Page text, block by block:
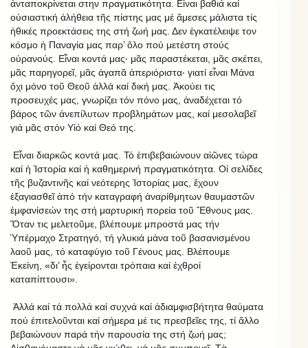
ἀνταποκρίνεται στην πραγματικότητα. Εἶναι βαθιά καί
οὐσιαστική ἀλήθεια τῆς πίστης μας μέ ἄμεσες μάλιστα τίς
ἠθικές προεκτάσεις της στή ζωή μας. Δεν ἐγκατέλειψε τον
κόσμο ἡ Παναγία μας παρ’ ὅλο πού μετέστη στούς
οὐρανούς. Εἶναι κοντά μας‧ μᾶς παραστέκεται, μᾶς σκέπει,
μᾶς παρηγορεῖ, μᾶς ἀγαπᾶ ἀπεριόριστα‧ γιατί εἶναι Μάνα
ὄχι μόνο τοῦ Θεοῦ ἀλλά καί δική μας. Ἀκούει τις
προσευχές μας, γνωρίζει τόν πόνο μας, ἀναδέχεται τό
βάρος τῶν άνεπίλυτων προβλημάτων μας, καί μεσολαβεῖ
γιά μᾶς στόν Υἱό καί Θεό της.
Εἶναι διαρκῶς κοντά μας. Τό ἐπιβεβαιώνουν αἰῶνες τώρα
καί ἡ Ἱστορία καί ἡ καθημερινή πραγματικότητα. Οἱ σελίδες
τῆς βυζαντινῆς καί νεότερης Ἱστορίας μας, ἔχουν
ἐξαγιασθεῖ ἀπό τήν καταγραφή ἀναρίθμητων θαυμαστῶν
ἐμφανίσεών της στή μαρτυρική πορεία τοῦ Ἔθνους μας.
Ὅταν τις μελετοῦμε, βλέπουμε μπροστά μας τήν
Ὑπέρμαχο Στρατηγό, τή γλυκιά μάνα τοῦ βασανισμένου
λαοῦ μας, τό καταφύγιο τοῦ Γένους μας. Βλέπουμε
Ἐκείνη, «δι’ ἧς ἐγείρονται τρόπαια καί ἐχθροί
καταπίπτουσι».
Ἀλλά καί τά πολλά καί συχνά καί ἀδιαμφισβήτητα θαύματα
πού ἐπιτελοῦνται καί σήμερα μέ τις πρεσβεῖες της, τί ἄλλο
βεβαιώνουν παρά τήν παρουσία της στή ζωή μας;